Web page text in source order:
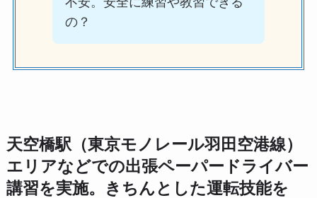
の？
天空橋駅（東京モノレール羽田空港線）
エリアなどでの出張ペーパードライバー
講習を実施。きちんとした運転技能を